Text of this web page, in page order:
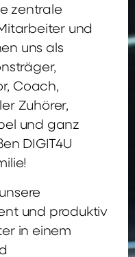
zentrale
und
uns als
Coach,
Zuhörer,
und ganz
DIGIT4U
und produktiv
in einem